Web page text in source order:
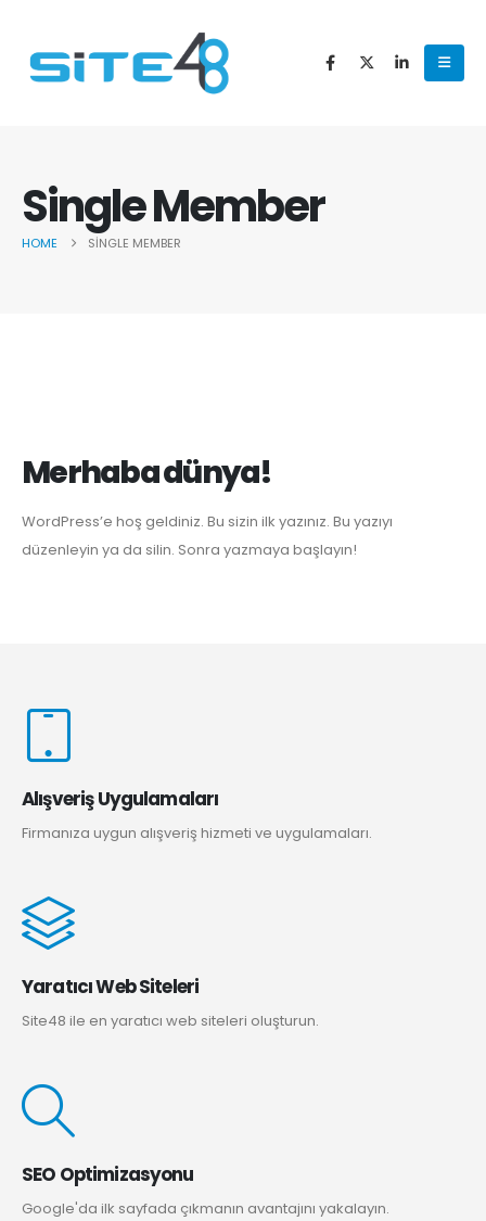
Single Member
HOME SINGLE MEMBER
Merhaba dünya!
WordPress’e hoş geldiniz. Bu sizin ilk yazınız. Bu yazıyı
düzenleyin ya da silin. Sonra yazmaya başlayın!
Alışveriş Uygulamaları
Firmanıza uygun alışveriş hizmeti ve uygulamaları.
Yaratıcı Web Siteleri
Site48 ile en yaratıcı web siteleri oluşturun.
SEO Optimizasyonu
Google'da ilk sayfada çıkmanın avantajını yakalayın.